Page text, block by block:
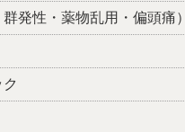
式根本改善整体